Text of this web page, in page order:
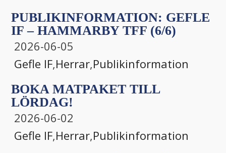
PUBLIKINFORMATION: GEFLE
IF – HAMMARBY TFF (6/6)
2026-06-05
Gefle IF,Herrar,Publikinformation
BOKA MATPAKET TILL
LÖRDAG!
2026-06-02
Gefle IF,Herrar,Publikinformation